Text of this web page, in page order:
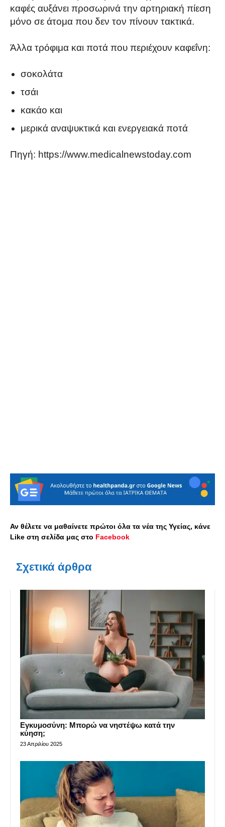
καφές αυξάνει προσωρινά την αρτηριακή πίεση
μόνο σε άτομα που δεν τον πίνουν τακτικά.
Άλλα τρόφιμα και ποτά που περιέχουν καφεΐνη:
σοκολάτα
τσάι
κακάο και
μερικά αναψυκτικά και ενεργειακά ποτά
Πηγή: https://www.medicalnewstoday.com
Αν θέλετε να μαθαίνετε πρώτοι όλα τα νέα της Υγείας, κάνε
Like στη σελίδα μας στο Facebook
Σχετικά άρθρα
Εγκυμοσύνη: Μπορώ να νηστέψω κατά την
κύηση;
23 Απριλίου 2025